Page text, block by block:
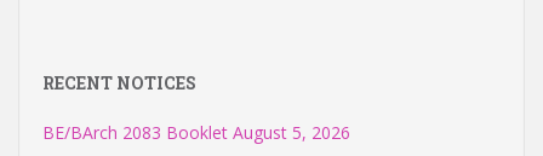
RECENT NOTICES
BE/BArch 2083 Booklet August 5, 2026